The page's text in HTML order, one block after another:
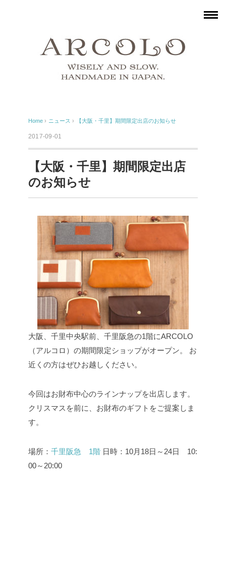
Home › ニュース › 【大阪・千里】期間限定出店のお知らせ
2017-09-01
【大阪・千里】期間限定出店
のお知らせ
大阪、千里中央駅前、千里阪急の1階にARCOLO
（アルコロ）の期間限定ショップがオープン。
お
近くの方はぜひお越しください。
今回はお財布中心のラインナップを出店します。
クリスマスを前に、お財布のギフトをご提案しま
す。
場所： 千里阪急 1階 日時：10月18日～24日 10:
00～20:00